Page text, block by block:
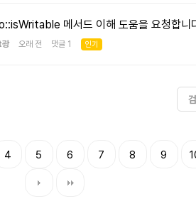
메서드 이해 도움을 요청합니
오래 전 댓글 1 인기
4 5 6 7 8 9